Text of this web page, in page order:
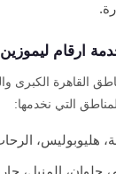
ارقام ليموزين
القاهرة الكبرى
التي نخدمها:
هليوبوليس،
حلوان، المنيل،